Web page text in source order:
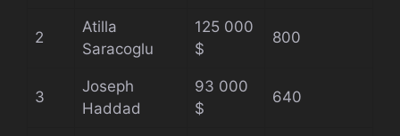
2
Atilla
Saracoglu
125 000
$
800
3
Joseph
Haddad
93 000
$
640